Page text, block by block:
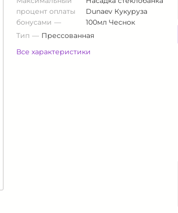
процент оплаты
бонусами
Dunaev Кукуруза
100мл Чеснок
Тип
Прессованная
Все характеристики